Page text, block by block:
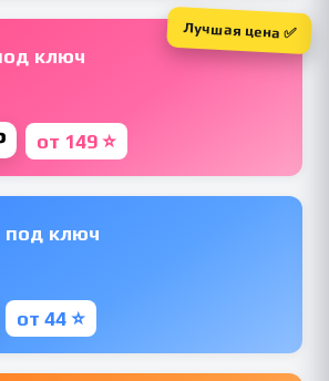
ключ
от 149 ⭐
Лучшая цена ✅
под ключ
от 44 ⭐